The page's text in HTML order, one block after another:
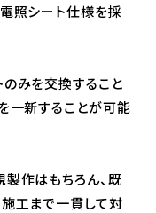
照シート仕様を採
みを交換すること
一新することが可能
作はもちろん、既
工まで一貫して対